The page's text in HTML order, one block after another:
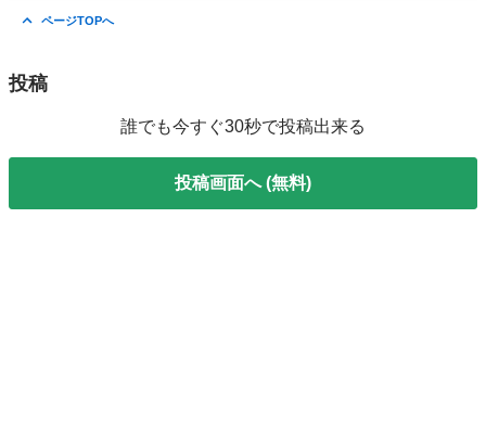
ページTOPへ
投稿
誰でも今すぐ30秒で投稿出来る
投稿画面へ (無料)